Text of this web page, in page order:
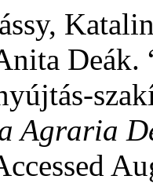
Agraria